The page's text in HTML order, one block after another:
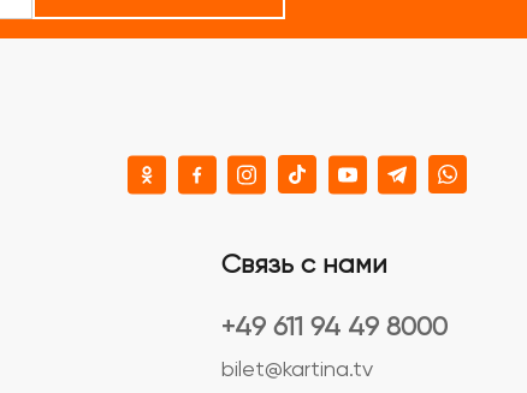
Связь с нами
+49 611 94 49 8000
bilet@kartina.tv